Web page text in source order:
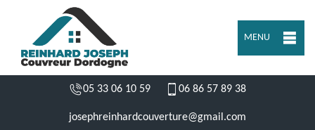
MENU
05 33 06 10 59 06 86 57 89 38
josephreinhardcouverture@gmail.com